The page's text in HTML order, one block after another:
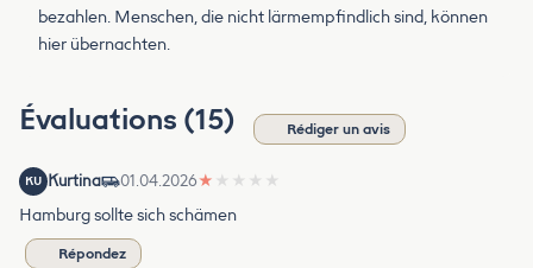
bezahlen. Menschen, die nicht lärmempfindlich sind, können
hier übernachten.
Évaluations (15) Rédiger un avis
KU Kurtina 01.04.2026★ ★ ★ ★ ★
Hamburg sollte sich schämen
Répondez